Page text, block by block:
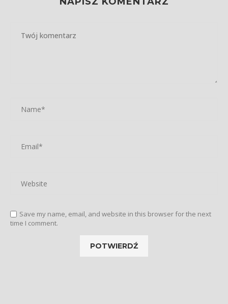
Save my name, email, and website in this browser for the next
time I comment.